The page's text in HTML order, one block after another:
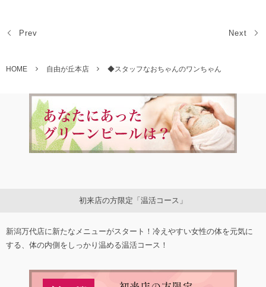
Prev Next
HOME 自由が丘本店 ◆スタッフなおちゃんのワンちゃん
初来店の方限定「温活コース」
新潟万代店に新たなメニューがスタート！冷えやすい女性の体を元気に
する、体の内側をしっかり温める温活コース！